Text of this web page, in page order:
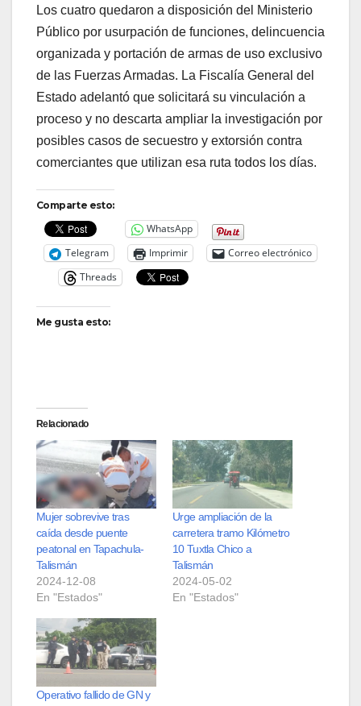
Los cuatro quedaron a disposición del Ministerio
Público por usurpación de funciones, delincuencia
organizada y portación de armas de uso exclusivo
de las Fuerzas Armadas. La Fiscalía General del
Estado adelantó que solicitará su vinculación a
proceso y no descarta ampliar la investigación por
posibles casos de secuestro y extorsión contra
comerciantes que utilizan esa ruta todos los días.
Comparte esto:
WhatsApp
Telegram
Imprimir
Correo electrónico
Threads
Me gusta esto:
Relacionado
Mujer sobrevive tras
caída desde puente
peatonal en Tapachula-
Talismán
2024-12-08
En "Estados"
Urge ampliación de la
carretera tramo Kilómetro
10 Tuxtla Chico a
Talismán
2024-05-02
En "Estados"
Operativo fallido de GN y